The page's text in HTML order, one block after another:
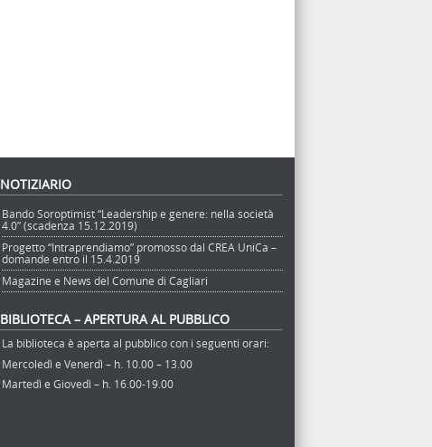
NOTIZIARIO
Bando Soroptimist “Leadership e genere: nella società
4.0” (scadenza 15.12.2019)
Progetto “Intraprendiamo” promosso dal CREA UniCa –
domande entro il 15.4.2019
Magazine e News del Comune di Cagliari
BIBLIOTECA – APERTURA AL PUBBLICO
La biblioteca è aperta al pubblico con i seguenti orari:
Mercoledì e Venerdì – h. 10.00 – 13.00
Martedì e Giovedì – h. 16.00-19.00